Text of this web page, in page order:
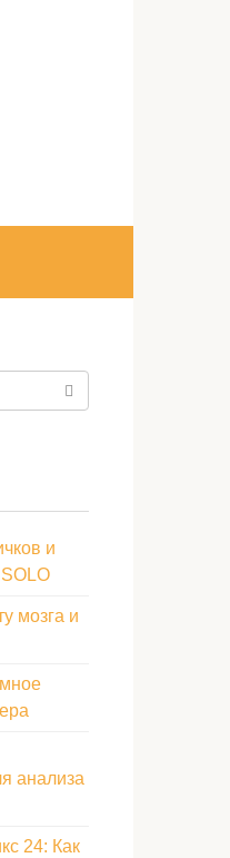
и
мозга и
анализа
24: Как